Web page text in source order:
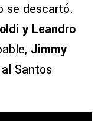
se descartó.
y Leandro
Jimmy
Santos